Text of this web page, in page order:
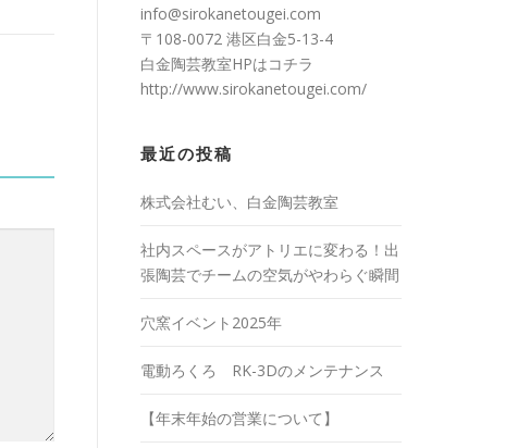
info@sirokanetougei.com
〒108-0072 港区白金5-13-4
白金陶芸教室HPはコチラ
http://www.sirokanetougei.com/
最近の投稿
株式会社むい、白金陶芸教室
社内スペースがアトリエに変わる！出
張陶芸でチームの空気がやわらぐ瞬間
穴窯イベント2025年
電動ろくろ RK-3Dのメンテナンス
【年末年始の営業について】